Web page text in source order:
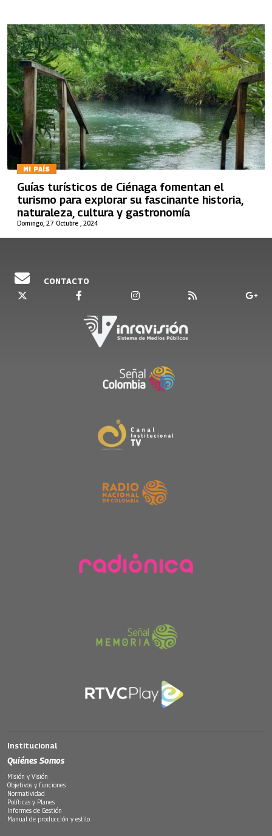
MI PAÍS
Domingo, 27 Octubre , 2024
Guías turísticos de Ciénaga fomentan el
turismo para explorar su fascinante historia,
naturaleza, cultura y gastronomía
CONTACTO
Institucional
Quiénes Somos
Misión y Visión
Objetivos y funciones
Normatividad
Políticas y Planes
Informes de Gestión
Manual de producción y estilo